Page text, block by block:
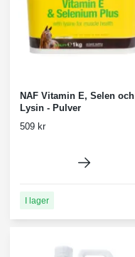
NAF Vitamin E, Selen och
Lysin - Pulver
509 kr
I lager